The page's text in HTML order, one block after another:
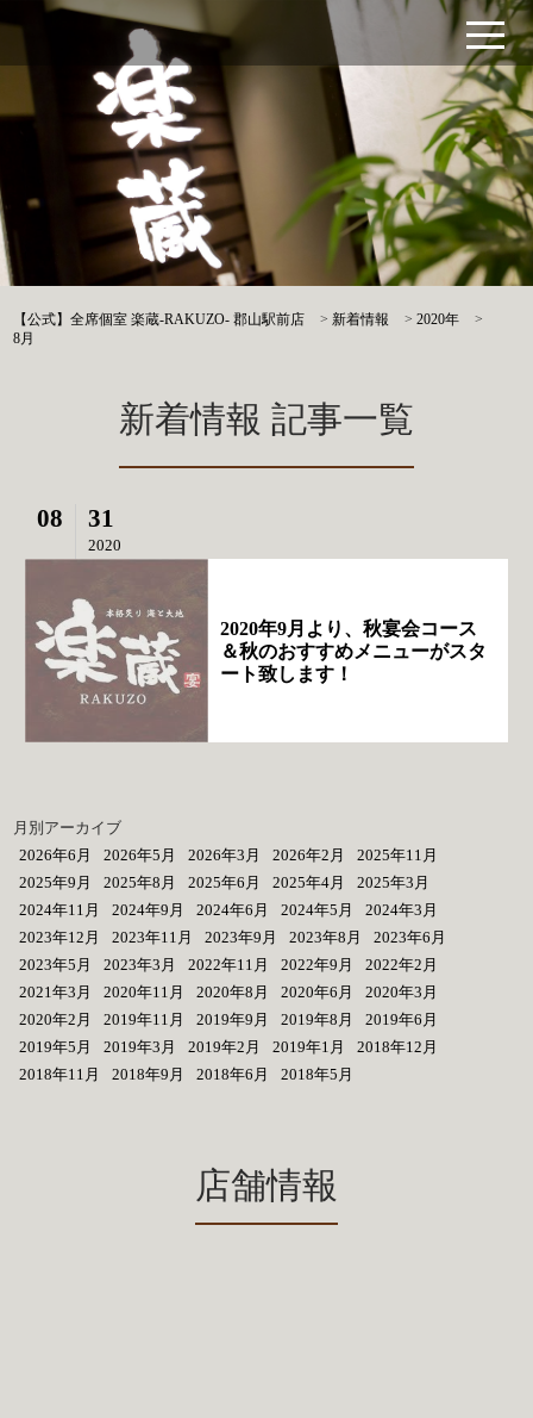
【公式】全席個室 楽蔵‐RAKUZO‐ 郡山駅前店 >新着情報 >2020年
>
8月
新着情報 記事一覧
08 31
2020
2020年9月より、秋宴会コース
＆秋のおすすめメニューがスタ
ート致します！
月別アーカイブ
2026年6月
2026年5月 2026年3月 2026年2月
2025年11月
2025年9月
2025年8月 2025年6月 2025年4月
2025年3月
2024年11月
2024年9月 2024年6月 2024年5月
2024年3月
2023年12月
2023年11月 2023年9月 2023年8月
2023年6月
2023年5月
2023年3月 2022年11月 2022年9月
2022年2月
2021年3月
2020年11月 2020年8月 2020年6月
2020年3月
2020年2月
2019年11月 2019年9月 2019年8月
2019年6月
2019年5月
2019年3月 2019年2月 2019年1月
2018年12月
2018年11月
2018年9月 2018年6月 2018年5月
店舗情報